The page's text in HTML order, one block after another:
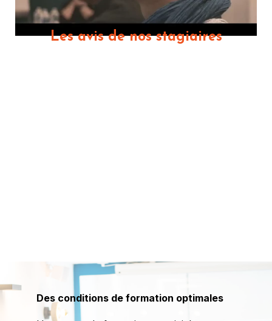
Les avis de nos stagiaires
Des conditions de formation optimales